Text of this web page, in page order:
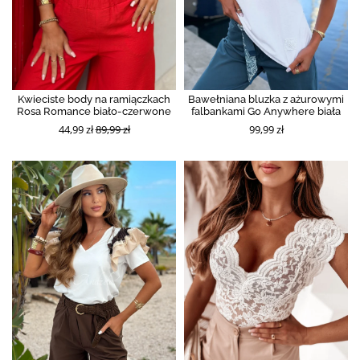
Kwieciste body na ramiączkach
Rosa Romance biało-czerwone
44,99 zł89,99 zł
Bawełniana bluzka z ażurowymi
falbankami Go Anywhere biała
99,99 zł